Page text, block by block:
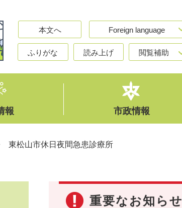
本文へ Foreign language
ふりがな 読み上げ 閲覧補助
報 市政情報
東松山市休日夜間急患診療所
重要なお知らせ